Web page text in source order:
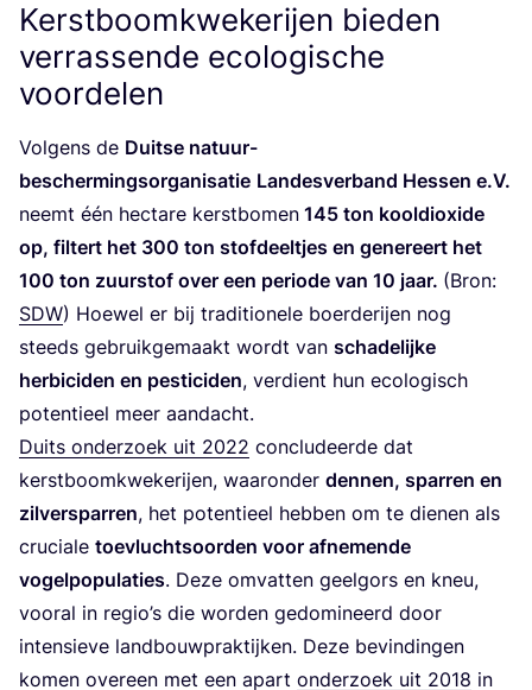
Kerstboomkwekerijen bieden
verrassende ecologische
voordelen
Vol­gens de Duit­se natuur-
bescher­mings­or­ga­ni­sa­tie Lan­des­ver­band Hes­sen e.V.
neemt één hec­ta­re kerst­bo­men 145 ton kool­di­oxi­de
op, fil­tert het 300 ton stof­deel­tjes en gene­reert het
100 ton zuur­stof over een peri­o­de van 10 jaar. (Bron:
SDW) Hoe­wel er bij tra­di­ti­o­ne­le boer­de­rij­en nog
steeds gebruik­ge­maakt wordt van scha­de­lij­ke
her­bi­ci­den en pes­ti­ci­den, ver­dient hun eco­lo­gisch
poten­ti­eel meer aandacht.
Duits onder­zoek uit 2022 con­clu­deer­de dat
kerst­boom­kwe­ke­rij­en, waar­on­der den­nen, spar­ren en
zil­ver­spar­ren, het poten­ti­eel heb­ben om te die­nen als
cru­ci­a­le toe­vluchts­oor­den voor afne­men­de
vogel­po­pu­la­ties. Deze omvat­ten geel­gors en kneu,
voor­al in regi­o’s die wor­den gedo­mi­neerd door
inten­sie­ve land­bouw­prak­tij­ken. Deze bevin­din­gen
komen over­een met een apart onder­zoek uit 2018 in